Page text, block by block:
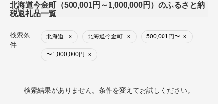
北海道今金町（500,001円～1,000,000円）のふるさと納
税返礼品一覧
検索条
件
北海道 × 北海道今金町 × 500,001円〜 ×
〜1,000,000円 ×
検索結果がありません。条件を変えてお試しください。